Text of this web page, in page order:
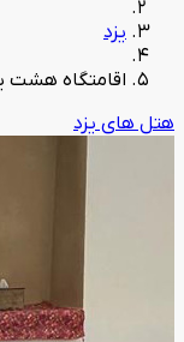
یزد
اقامتگاه هشت
هتل های یزد